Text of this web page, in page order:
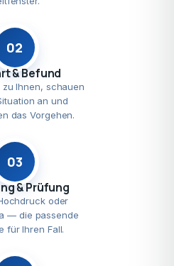
02
& Befund
zu Ihnen, schauen
an und
das Vorgehen.
03
& Prüfung
oder
— die passende
für Ihren Fall.